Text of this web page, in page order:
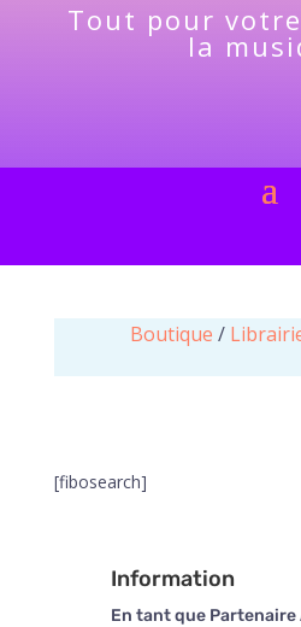
Tout pour
la
Boutique /
[fibosearch]
Information
En tant que Partenaire